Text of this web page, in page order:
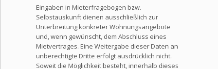
Eingaben in Mieterfragebogen bzw.
Selbstauskunft dienen ausschließlich zur
Unterbreitung konkreter Wohnungsangebote
und, wenn gewünscht, dem Abschluss eines
Mietvertrages. Eine Weitergabe dieser Daten an
unberechtigte Dritte erfolgt ausdrücklich nicht.
Soweit die Möglichkeit besteht, innerhalb dieses